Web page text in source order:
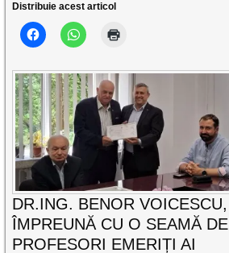
Distribuie acest articol
DR.ING. BENOR VOICESCU,
ÎMPREUNĂ CU O SEAMĂ DE
PROFESORI EMERIȚI AI